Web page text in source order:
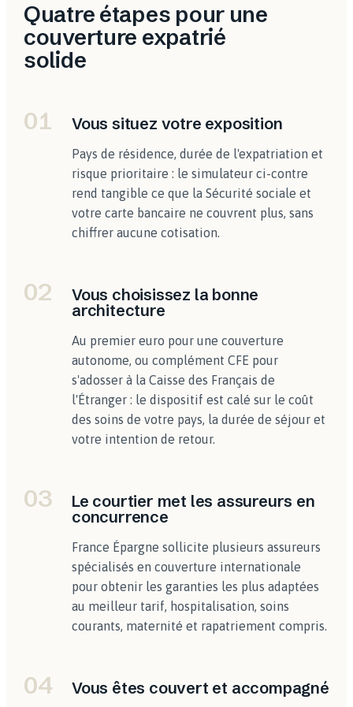
Quatre étapes pour une
couverture expatrié
solide
01 Vous situez votre exposition
Pays de résidence, durée de l'expatriation et
risque prioritaire : le simulateur ci-contre
rend tangible ce que la Sécurité sociale et
votre carte bancaire ne couvrent plus, sans
chiffrer aucune cotisation.
02
Vous choisissez la bonne
architecture
Au premier euro pour une couverture
autonome, ou complément CFE pour
s'adosser à la Caisse des Français de
l'Étranger : le dispositif est calé sur le coût
des soins de votre pays, la durée de séjour et
votre intention de retour.
03
Le courtier met les assureurs en
concurrence
France Épargne sollicite plusieurs assureurs
spécialisés en couverture internationale
pour obtenir les garanties les plus adaptées
au meilleur tarif, hospitalisation, soins
courants, maternité et rapatriement compris.
04 Vous êtes couvert et accompagné